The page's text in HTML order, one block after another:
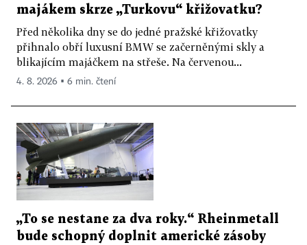
majákem skrze „Turkovu“ křižovatku?
Před několika dny se do jedné pražské křižovatky
přihnalo obří luxusní BMW se začerněnými skly a
blikajícím majáčkem na střeše. Na červenou...
4. 8. 2026 ▪ 6 min. čtení
„To se nestane za dva roky.“ Rheinmetall
bude schopný doplnit americké zásoby